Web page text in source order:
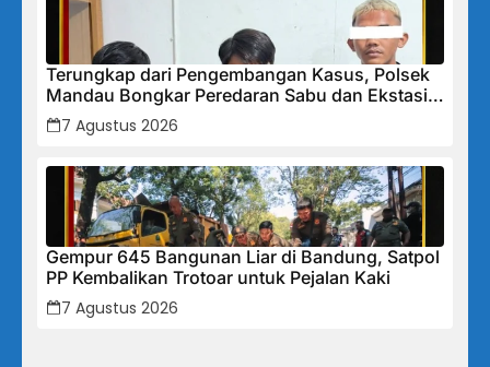
Terungkap dari Pengembangan Kasus, Polsek
Mandau Bongkar Peredaran Sabu dan Ekstasi
di Air Jamban, Tiga Pelaku Diamankan
7 Agustus 2026
Gempur 645 Bangunan Liar di Bandung, Satpol
PP Kembalikan Trotoar untuk Pejalan Kaki
7 Agustus 2026